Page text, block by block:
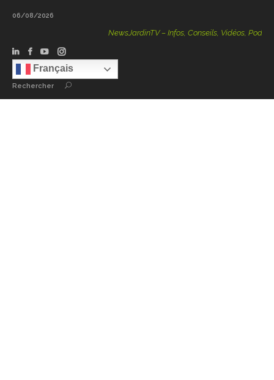
06/08/2026
NewsJardinTV – Infos, Conseils, Vidéos, Podcasts –
Français
Rechercher